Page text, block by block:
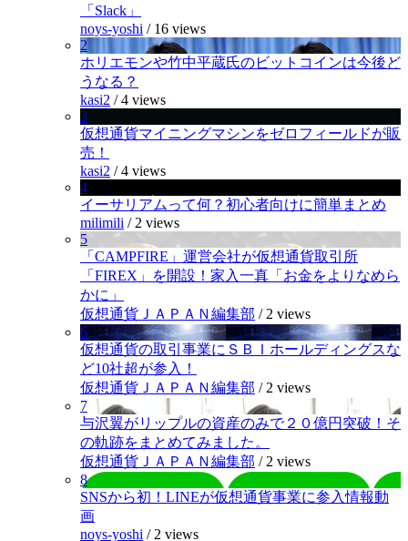
「Slack」
noys-yoshi / 16 views
2
ホリエモンや竹中平蔵氏のビットコインは今後ど
うなる？
kasi2 /4 views
3
仮想通貨マイニングマシンをゼロフィールドが販
売！
kasi2 /4 views
4
イーサリアムって何？初心者向けに簡単まとめ
milimili / 2 views
5
「CAMPFIRE」運営会社が仮想通貨取引所
「FIREX」を開設！家入一真「お金をよりなめら
かに」
仮想通貨ＪＡＰＡＮ編集部 / 2 views
6
仮想通貨の取引事業にＳＢＩホールディングスな
ど10社超が参入！
仮想通貨ＪＡＰＡＮ編集部 / 2 views
7
与沢翼がリップルの資産のみで２０億円突破！そ
の軌跡をまとめてみました。
仮想通貨ＪＡＰＡＮ編集部 / 2 views
8
SNSから初！LINEが仮想通貨事業に参入情報動
画
noys-yoshi / 2 views